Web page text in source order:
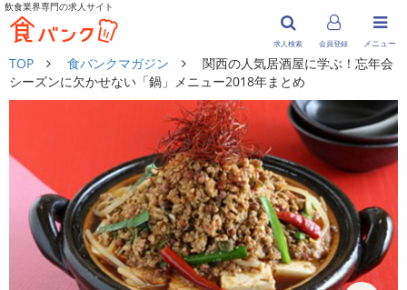
飲食業界専門の求人サイト
メニュー
会員登録
求人検索
TOP 食バンクマガジン
関西の人気居酒屋に学ぶ！忘年会
シーズンに欠かせない「鍋」メニュー2018年まとめ